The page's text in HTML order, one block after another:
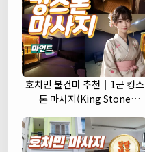
호치민 불건마 추천｜1군 킹스
톤 마사지(King Stone